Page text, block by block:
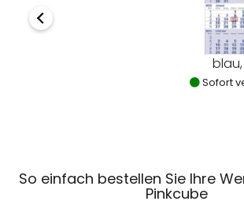
Sofort
So einfach bestellen Sie Ihre
Pinkcube